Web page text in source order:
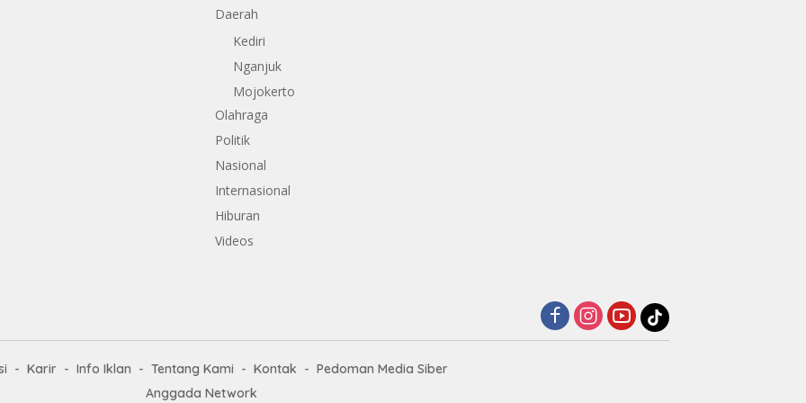
Daerah
Kediri
Nganjuk
Mojokerto
Olahraga
Politik
Nasional
Internasional
Hiburan
Videos
Karir Info Iklan Tentang Kami Kontak
Pedoman Media Siber
Anggada Network